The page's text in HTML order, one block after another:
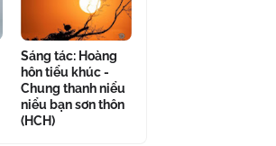
Sáng tác: Hoàng
hôn tiểu khúc -
Chung thanh niểu
niểu bạn sơn thôn
(HCH)